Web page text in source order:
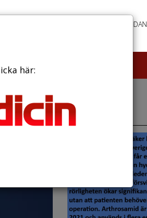
ANNONSERING HEMSIDAN
Annonser
här: